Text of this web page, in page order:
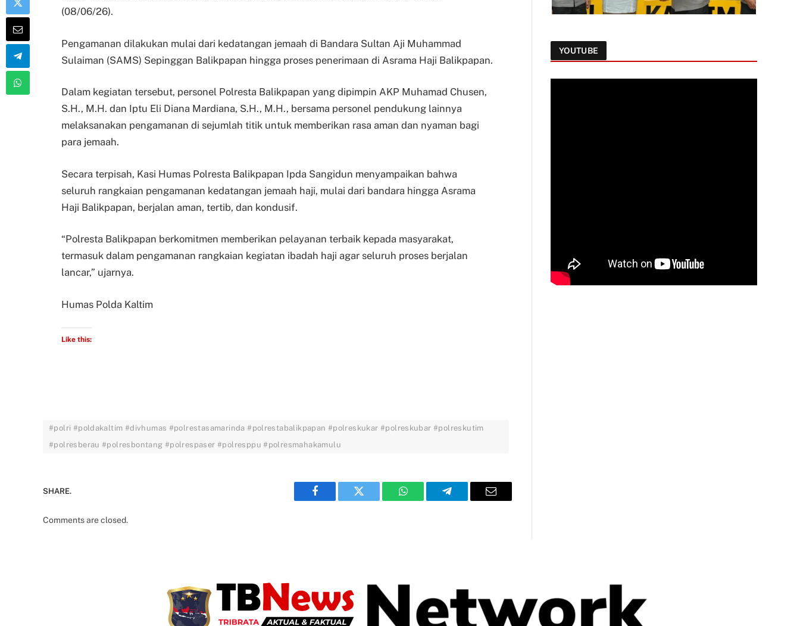
(08/06/26).
Pengamanan dilakukan mulai dari kedatangan jemaah di Bandara Sultan Aji Muhammad
Sulaiman (SAMS) Sepinggan Balikpapan hingga proses penerimaan di Asrama Haji Balikpapan.
Dalam kegiatan tersebut, personel Polresta Balikpapan yang dipimpin AKP Muhamad Chusen,
S.H., M.H. dan Iptu Eli Diana Mardiana, S.H., M.H., bersama personel pendukung lainnya
melaksanakan pengamanan di sejumlah titik untuk memberikan rasa aman dan nyaman bagi
para jemaah.
Secara terpisah, Kasi Humas Polresta Balikpapan Ipda Sangidun menyampaikan bahwa
seluruh rangkaian pengamanan kedatangan jemaah haji, mulai dari bandara hingga Asrama
Haji Balikpapan, berjalan aman, tertib, dan kondusif.
“Polresta Balikpapan berkomitmen memberikan pelayanan terbaik kepada masyarakat,
termasuk dalam pengamanan rangkaian kegiatan ibadah haji agar seluruh proses berjalan
lancar,” ujarnya.
Humas Polda Kaltim
Like this:
#polri #poldakaltim #divhumas #polrestasamarinda #polrestabalikpapan #polreskukar #polreskubar #polreskutim
#polresberau #polresbontang #polrespaser #polresppu #polresmahakamulu
SHARE.
Facebook Twitter WhatsAppTelegram Email
Comments are closed.
YOUTUBE